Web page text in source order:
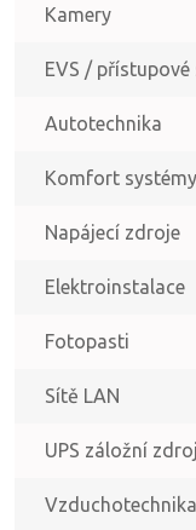
Kamery
EVS / přístupové
Autotechnika
Komfort systémy
Napájecí zdroje
Elektroinstalace
Fotopasti
Sítě LAN
UPS záložní
Vzduchotechnika